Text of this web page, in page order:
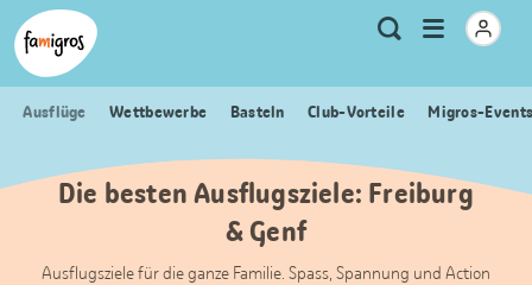
Sprungmarken
Navigation
Header
Logo
Meta
Navigation
Suche
Menu
öffnen
Ausflüge Wettbewerbe Basteln Club-Vorteile Migros-
Die besten Ausflugsziele: Freiburg
& Genf
Ausflugsziele für die ganze Familie. Spass, Spannung und Action